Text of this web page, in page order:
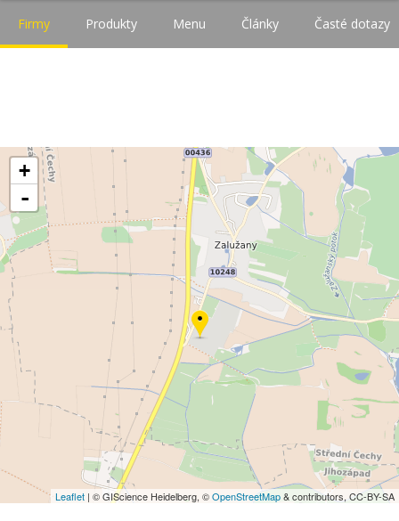
Firmy Produkty Menu Články Časté dotazy
+
-
Leaflet | © GIScience Heidelberg, ©OpenStreetMap& contributors, CC-BY-SA